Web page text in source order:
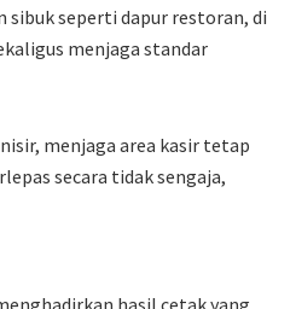
seperti dapur restoran, di
menjaga standar
menjaga area kasir tetap
secara tidak sengaja,